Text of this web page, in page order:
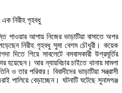
পাওয়ার আশায় নিজের ভাড়াটিয়া বাসাতে অপর
নিরীহ গৃহবধু সুমা বেগম চৌধুরী। কয়েক
দিতে গিয়ে সাবলেটে বসবাসকারী উগ্রমূর্তির
হয়েছেন। আর ন্যায়বিচার চাইতে থানায় মামলা
ও তার পরিবার। বিবাদীদের ভাড়াটিয়া সন্ত্রাসী
পালিয়ে বেড়াচ্ছেন। ঘটনাটি ঘটেছে সুনামগঞ্জ